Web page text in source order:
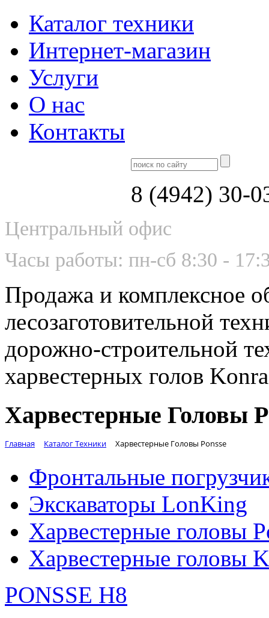
Каталог техники
Интернет-магазин
Услуги
О нас
Контакты
8 (4942) 30-
Центральный офис
Часы работы: пн-сб 8:30 -
Продажа и комплексное
лесозаготовительной
дорожно-строительной
харвестерных голов
Харвестерные Головы
Главная Каталог Техники Харвестерные Головы Ponsse
Фронтальные
Экскаваторы LonKing
Харвестерные головы
Харвестерные головы
PONSSE H8